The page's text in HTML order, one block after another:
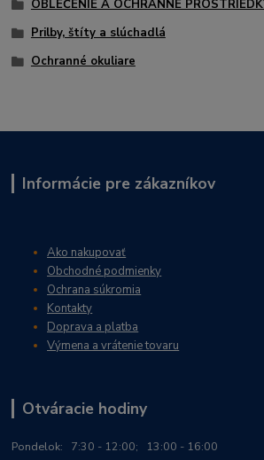
OBLEČENIE A OCHRANNÉ
Prilby, štíty a slúchadlá
Ochranné okuliare
Informácie pre zákazníkov
Ako nakupovať
Obchodné podmienky
Ochrana súkromia
Kontakty
Doprava a platba
Výmena a vrátenie tovaru
Otváracie hodiny
Pondelok: 7:30 - 12:00; 13:00 - 16:00